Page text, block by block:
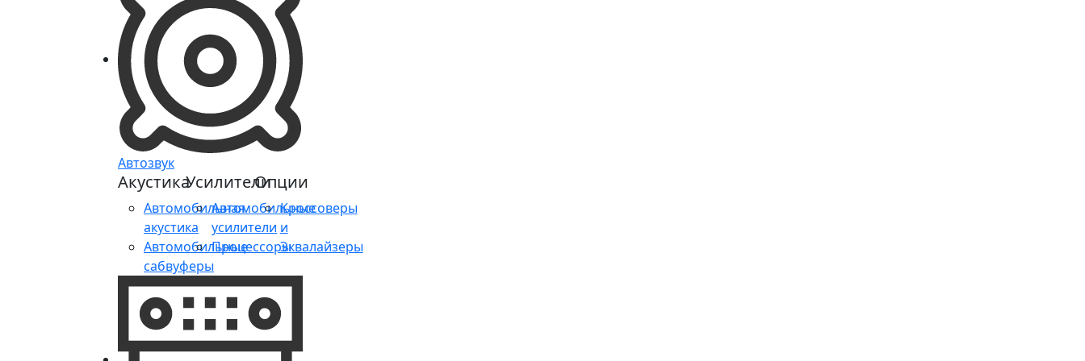
Автозвук
Акустика
Автомобильная
акустика
Автомобильные
сабвуферы
Усилители
Автомобильные
усилители
Процессоры
Опции
Кроссоверы
и
Эквалайзеры